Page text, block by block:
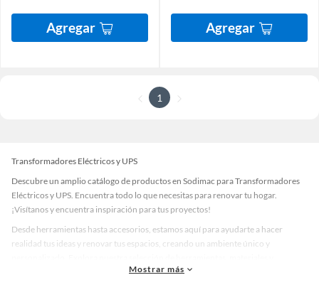
Agregar Agregar
1
Transformadores Eléctricos y UPS
Descubre un amplio catálogo de productos en Sodimac para Transformadores
Eléctricos y UPS. Encuentra todo lo que necesitas para renovar tu hogar.
¡Visítanos y encuentra inspiración para tus proyectos!
Desde herramientas hasta accesorios, estamos aquí para ayudarte a hacer
realidad tus ideas y renovar tus espacios, creando un ambiente único y
accesorios de calidad que te ayudarán a crear un espacio más tú.
Mostrar más